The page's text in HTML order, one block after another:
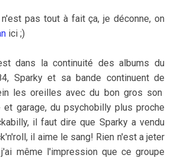
pas tout à fait ça, je déconne, on
ici ;)
dans la continuité des albums du
Sparky et sa bande continuent de
les oreilles avec du bon gros son
et garage, du psychobilly plus proche
il faut dire que Sparky a vendu
il aime le sang! Rien n'est a jeter
même l'impression que ce groupe